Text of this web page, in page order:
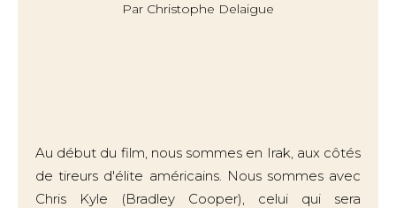
Par Christophe Delaigue
Au début du film, nous sommes en Irak, aux côtés
de tireurs d'élite américains. Nous sommes avec
Chris Kyle (Bradley Cooper), celui qui sera